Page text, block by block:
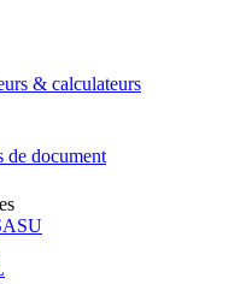
& calculateurs
de document